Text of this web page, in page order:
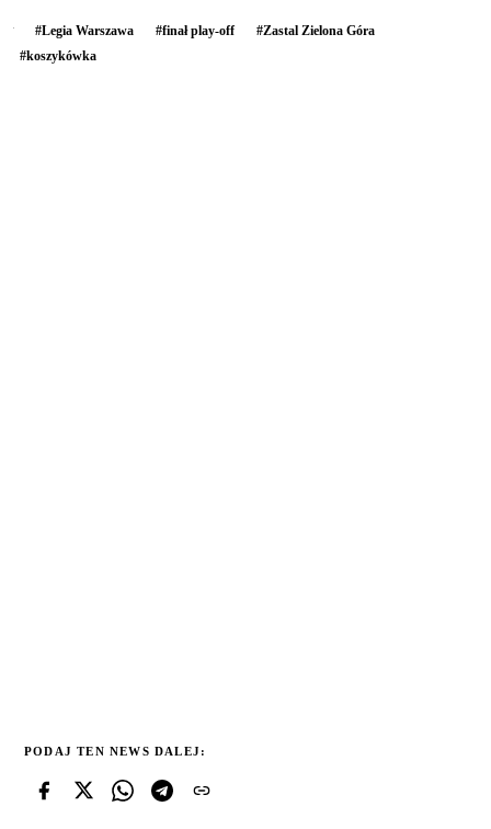
#Legia Warszawa #finał play-off #Zastal Zielona Góra
#koszykówka
PODAJ TEN NEWS DALEJ: